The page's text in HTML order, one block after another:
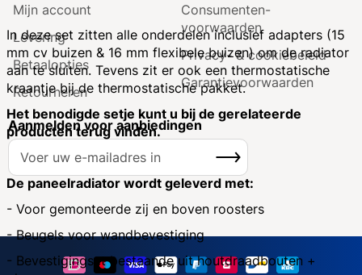
In deze set zitten alle onderdelen inclusief adapters (15
mm cv buizen & 16 mm flexibele buizen) om de radiator
aan te sluiten. Tevens zit er ook een thermostatische
kraantje bij de thermostatische pakket.
Het benodigde setje kunt u bij de gerelateerde
producten terug vinden.
De paneelradiator wordt geleverd met:
- Voor gemonteerde zij en boven roosters
- Beugels voor wandbevestiging
- Bevestigingset bestaande uit houtdraadbouten +
Mijn account
Levering
Betaalopties
Retourneren
Consumenten­
voorwaarden
Privacy- & cookiebeleid
Garantie­voorwaarden
Aanmelden voor aanbiedingen
A
o
e
Inschrijven